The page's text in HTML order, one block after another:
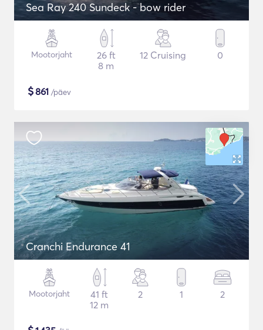
Sea Ray 240 Sundeck - bow rider
Mootorjaht
26 ft
8 m
12 Cruising 0
$861 /päev
Cranchi Endurance 41
Mootorjaht
41 ft
12 m
2 1 2